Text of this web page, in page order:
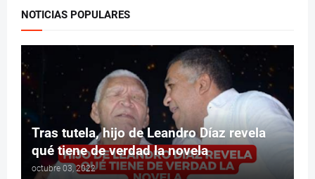
NOTICIAS POPULARES
Tras tutela, hijo de Leandro Díaz revela
qué tiene de verdad la novela
octubre 03, 2022